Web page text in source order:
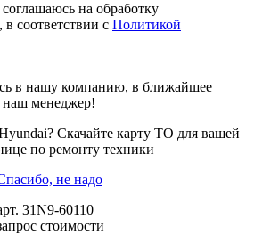
на обработку
соответствии с Политикой
в нашу компанию, в ближайшее
наш менеджер!
Скачайте карту ТО для вашей
по ремонту техники
не надо
31N9-60110
стоимости